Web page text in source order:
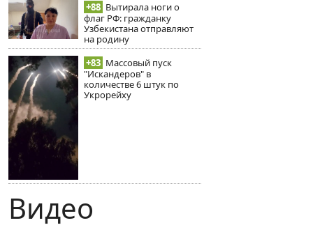
+88 Вытирала ноги о
флаг РФ: гражданку
Узбекистана отправляют
на родину
+83 Массовый пуск
"Искандеров" в
количестве 6 штук по
Укрорейху
Видео